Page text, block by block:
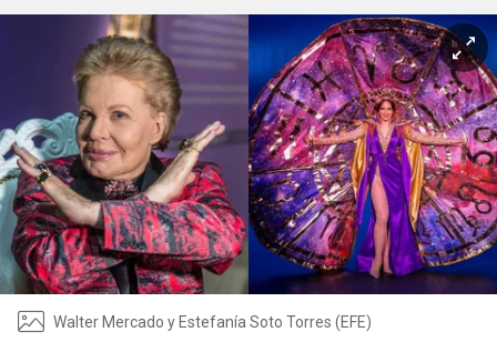
Walter Mercado y Estefanía Soto Torres (EFE)